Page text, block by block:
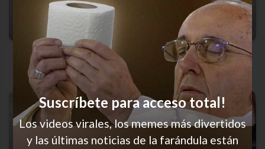
Siempre las dos
Suscríbete para acceso total!
Los videos virales, los memes más divertidos
y las últimas noticias de la farándula están